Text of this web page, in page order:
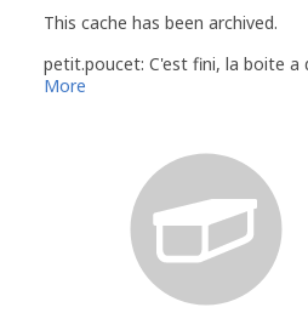
This cache has been archived.
petit.poucet: C'est fini, la boite a
More